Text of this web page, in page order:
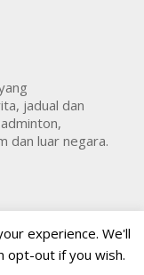
jadual dan
dan luar negara.
Arenasukan
experience. We'll
opt-out if you wish.